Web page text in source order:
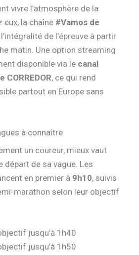
vivre l’atmosphère de la
eux, la chaîne #Vamos de
de l’épreuve à partir
matin. Une option streaming
disponible via le canal
CORREDOR, ce qui rend
partout en Europe sans
à connaître
un coureur, mieux vaut
départ de sa vague. Les
en premier à 9h10, suivis
marathon selon leur objectif
jusqu’à 1h40
jusqu’à 1h50